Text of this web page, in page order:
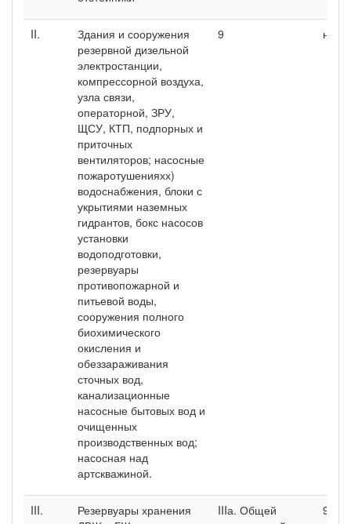
II.
Здания и сооружения
резервной дизельной
электростанции,
компрессорной воздуха,
узла связи,
операторной, ЗРУ,
ЩСУ, КТП, подпорных и
приточных
вентиляторов; насосные
пожаротушенияхх)
водоснабжения, блоки с
укрытиями наземных
гидрантов, бокс насосов
установки
водоподготовки,
резервуары
противопожарной и
питьевой воды,
сооружения полного
биохимического
окисления и
обеззараживания
сточных вод,
канализационные
насосные бытовых вод и
очищенных
производственных вод;
насосная над
артскважиной.
9 нн
III.
Резервуары хранения
IIIа. Общей
9